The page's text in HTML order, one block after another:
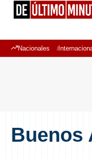
Nacionales
Buenos